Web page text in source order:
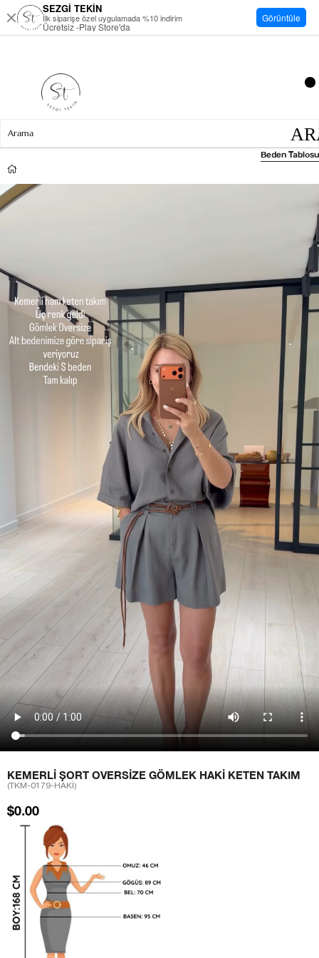
KEMERLI ŞORT OVERSIZE GÖMLEK HAKI KETEN TAKIM
(TKM-0179-HAKİ)
$0.00
Beden Tablosu
SEZGİ TEKİN
İlk siparişe özel uygulamada %10 indirim
Ücretsiz -Play Store'da
Görüntüle